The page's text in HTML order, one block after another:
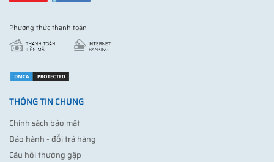
Phương thức thanh toán
THÔNG TIN CHUNG
Chính sách bảo mật
Bảo hành - đổi trả hàng
Câu hỏi thường gặp